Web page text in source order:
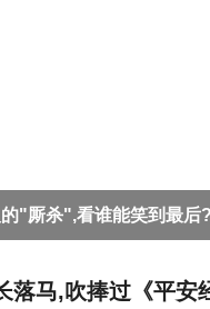
"厮杀",看谁能笑到最后?
落马,吹捧过《平安